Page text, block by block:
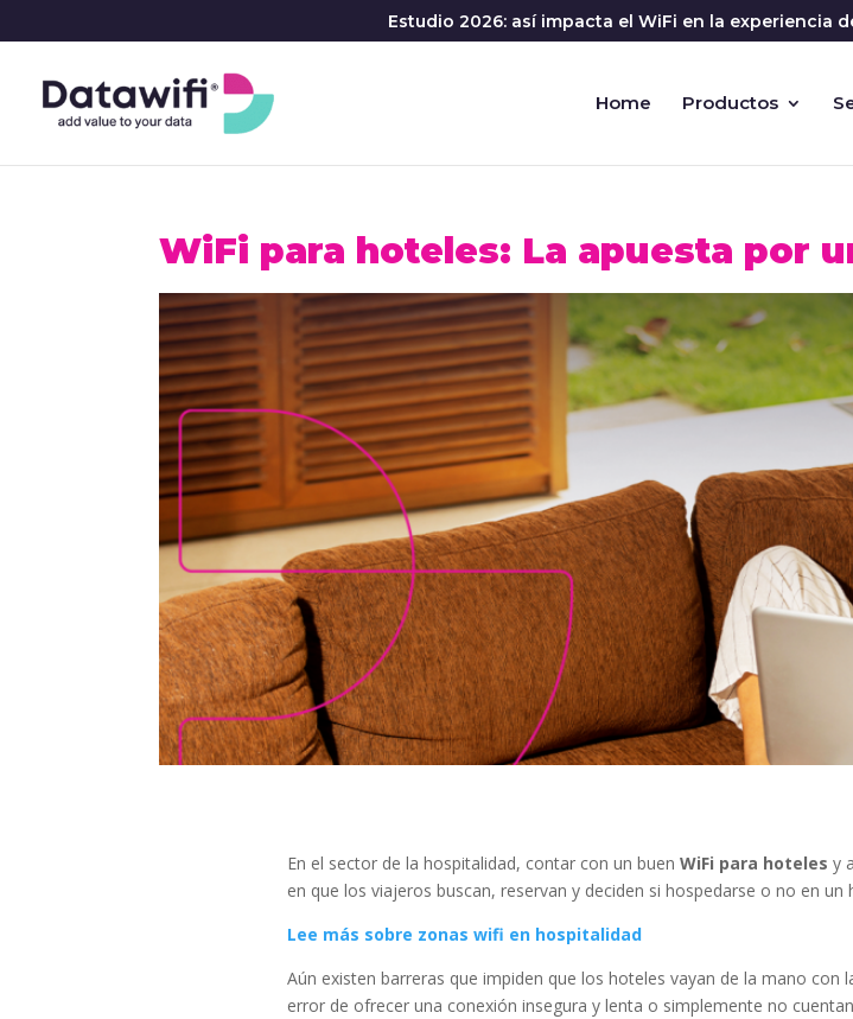
Estudio 2026: así impacta el WiFi en la experiencia
Home Productos
WiFi para hoteles: La apuesta por
En el sector de la hospitalidad, contar con un buen WiFi para hoteles y
en que los viajeros buscan, reservan y deciden si hospedarse o no en un
Lee más sobre zonas wifi en hospitalidad
Aún existen barreras que impiden que los hoteles vayan de la mano
error de ofrecer una conexión insegura y lenta o simplemente no